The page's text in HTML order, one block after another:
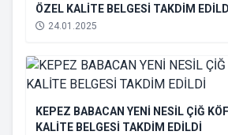
ÖZEL KALİTE BELGESİ TAKDİM
24.01.2025
KEPEZ BABACAN YENİ NESİL ÇİĞ
KALİTE BELGESİ TAKDİM EDİLDİ